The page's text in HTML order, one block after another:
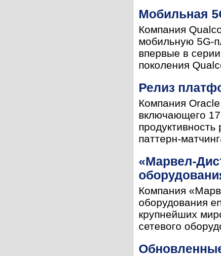
Мобильная
Компания
мобильную 5G-
впервые в
поколения
Релиз
Компания
включающего
паттерн-
«Марвел-
Компания
оборудования
крупнейших
сетевого